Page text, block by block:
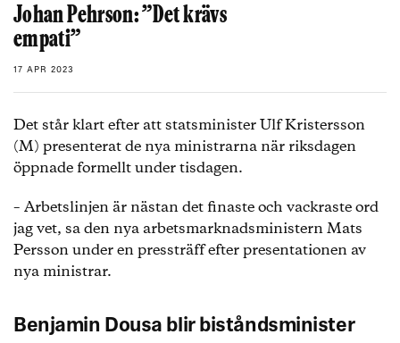
Johan Pehrson: ”Det krävs
empati”
17 APR 2023
Det står klart efter att statsminister Ulf Kristersson
(M) presenterat de nya ministrarna när riksdagen
öppnade formellt under tisdagen.
– Arbetslinjen är nästan det finaste och vackraste ord
jag vet, sa den nya arbetsmarknadsministern Mats
Persson under en pressträff efter presentationen av
nya ministrar.
Benjamin Dousa blir biståndsminister